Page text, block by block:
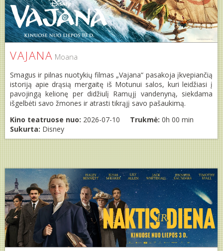
VAJANA Moana
Smagus ir pilnas nuotykių filmas „Vajana“ pasakoja įkvepiančią
istoriją apie drąsią mergaitę iš Motunui salos, kuri leidžiasi į
pavojingą kelionę per didžiulį Ramųjį vandenyną, siekdama
išgelbėti savo žmones ir atrasti tikrąjį savo pašaukimą.
Kino teatruose nuo: 2026-07-10 Trukmė: 0h 00 min
Sukurta: Disney